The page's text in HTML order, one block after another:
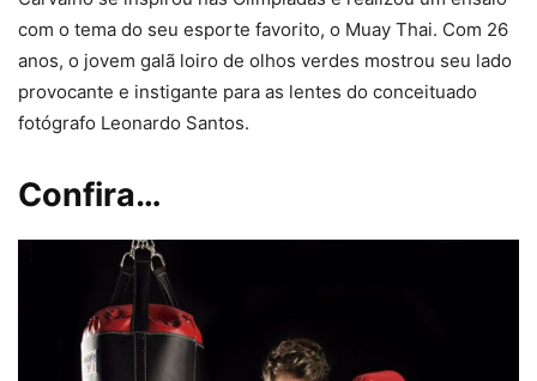
com o tema do seu esporte favorito, o Muay Thai. Com 26
anos, o jovem galã loiro de olhos verdes mostrou seu lado
provocante e instigante para as lentes do conceituado
fotógrafo Leonardo Santos.
Confira…